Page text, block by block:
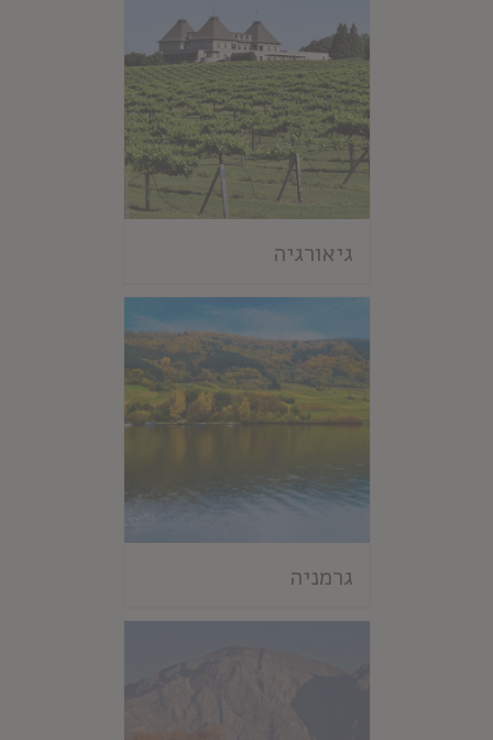
גיאורגיה
גרמניה